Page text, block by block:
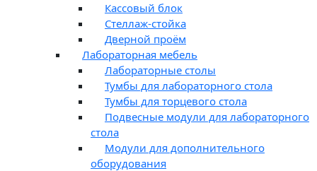
Кассовый блок
Стеллаж-стойка
Дверной проём
Лабораторная мебель
Лабораторные столы
Тумбы для лабораторного стола
Тумбы для торцевого стола
Подвесные модули для лабораторного
стола
Модули для дополнительного
оборудования